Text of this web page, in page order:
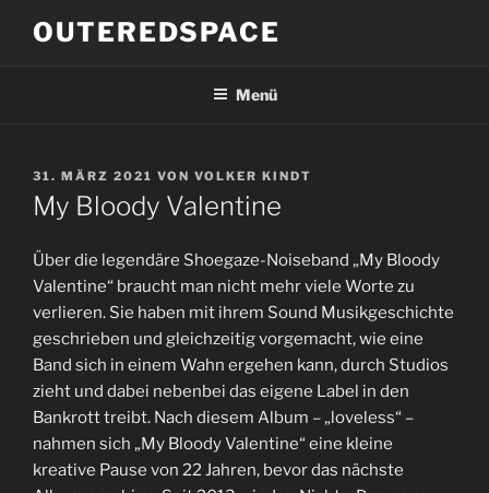
InhaltOUTEREDSPACE
Menü
VERÖFFENTLICHT
AM
31. MÄRZ 2021 VON VOLKER KINDT
My Bloody Valentine
Über die legendäre Shoegaze-Noiseband „My Bloody
Valentine“ braucht man nicht mehr viele Worte zu
verlieren. Sie haben mit ihrem Sound Musikgeschichte
geschrieben und gleichzeitig vorgemacht, wie eine
Band sich in einem Wahn ergehen kann, durch Studios
zieht und dabei nebenbei das eigene Label in den
Bankrott treibt. Nach diesem Album – „loveless“ –
nahmen sich „My Bloody Valentine“ eine kleine
kreative Pause von 22 Jahren, bevor das nächste